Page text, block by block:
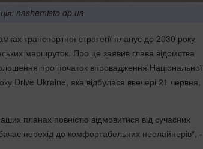
nashemisto.dp.ua
транспортної стратегії планує до 2030 року
маршруток. Про це заявив глава відомства
про початок впровадження Національної
Drive Ukraine, яка відбулася ввечері 21 червня,
планах повністю відмовитися від сучасних
перехід до комфортабельних неолайнерів", -